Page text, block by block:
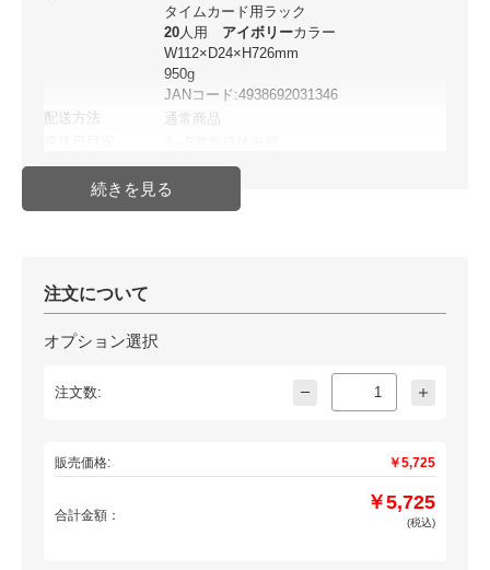
タイムカード用ラック
20 人用 アイボリーカラー
W112×D24×H726mm
950g
JANコード:4938692031346
配送方法
通常商品
JAN
注文について
オプション選択
注文数:
販売価格: ￥5,725
合計金額：
￥5,725
(税込)